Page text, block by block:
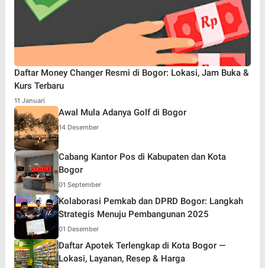
Daftar Money Changer Resmi di Bogor: Lokasi, Jam Buka &
Kurs Terbaru
11 Januari
Awal Mula Adanya Golf di Bogor
14 Desember
Cabang Kantor Pos di Kabupaten dan Kota
Bogor
01 September
Kolaborasi Pemkab dan DPRD Bogor: Langkah
Strategis Menuju Pembangunan 2025
01 Desember
Daftar Apotek Terlengkap di Kota Bogor —
Lokasi, Layanan, Resep & Harga